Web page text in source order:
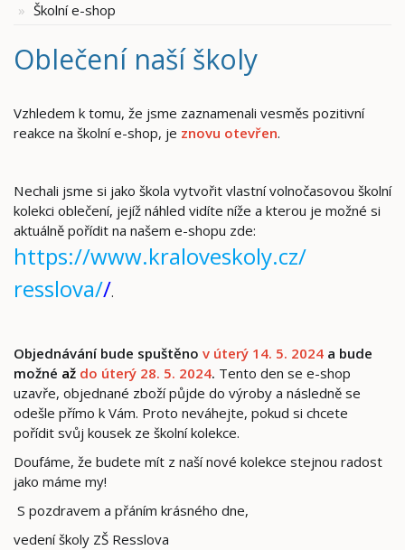
Školní e-shop
Oblečení naší školy
Vzhledem k tomu, že jsme zaznamenali vesměs pozitivní
reakce na školní e-shop, je znovu otevřen.
Nechali jsme si jako škola vytvořit vlastní volnočasovou školní
kolekci oblečení, jejíž náhled vidíte níže a kterou je možné si
aktuálně pořídit na našem e-shopu zde:
https://www.kraloveskoly.cz/
resslova//.
Objednávání bude spuštěno v úterý 14. 5. 2024 a bude
možné až do úterý 28. 5. 2024. Tento den se e-shop
uzavře, objednané zboží půjde do výroby a následně se
odešle přímo k Vám. Proto neváhejte, pokud si chcete
pořídit svůj kousek ze školní kolekce.
Doufáme, že budete mít z naší nové kolekce stejnou radost
jako máme my!
S pozdravem a přáním krásného dne,
vedení školy ZŠ Resslova